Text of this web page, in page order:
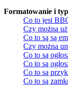
Formatowanie i
Co to jest
Czy można
Co to są są
Czy można
Co to są
Co to są
Co to są
Co to są